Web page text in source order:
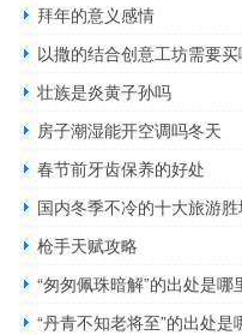
拜年的意义感情
以撒的结合创意工坊需要
壮族是炎黄子孙吗
房子潮湿能开空调吗冬天
春节前牙齿保养的好处
国内冬季不冷的十大旅游
枪手天赋攻略
“匆匆佩珠暗解”的出处是哪
“丹青不知老将至”的出处是